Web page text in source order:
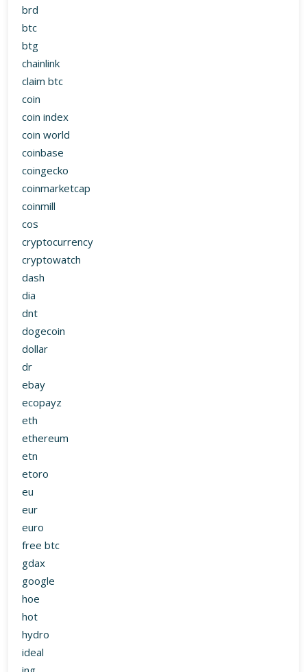
brd
btc
btg
chainlink
claim btc
coin
coin index
coin world
coinbase
coingecko
coinmarketcap
coinmill
cos
cryptocurrency
cryptowatch
dash
dia
dnt
dogecoin
dollar
dr
ebay
ecopayz
eth
ethereum
etn
etoro
eu
eur
euro
free btc
gdax
google
hoe
hot
hydro
ideal